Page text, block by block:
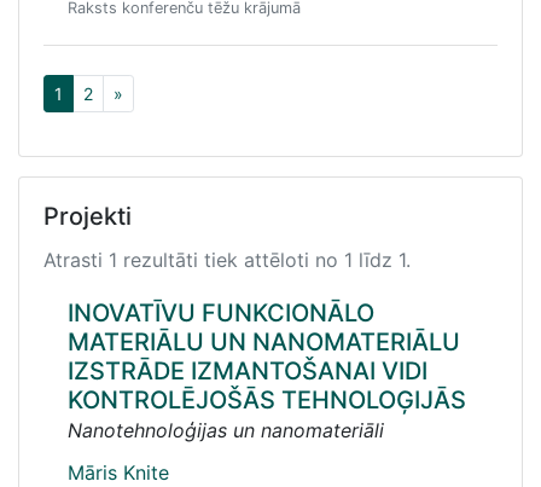
Raksts konferenču tēžu krājumā
1 2 »
Projekti
Atrasti 1 rezultāti tiek attēloti no 1 līdz 1.
INOVATĪVU FUNKCIONĀLO
MATERIĀLU UN NANOMATERIĀLU
IZSTRĀDE IZMANTOŠANAI VIDI
KONTROLĒJOŠĀS TEHNOLOĢIJĀS
Nanotehnoloģijas un nanomateriāli
Māris Knite